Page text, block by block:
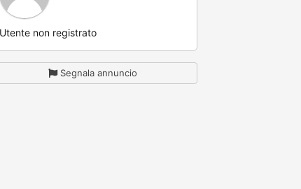
Utente non registrato
Segnala annuncio